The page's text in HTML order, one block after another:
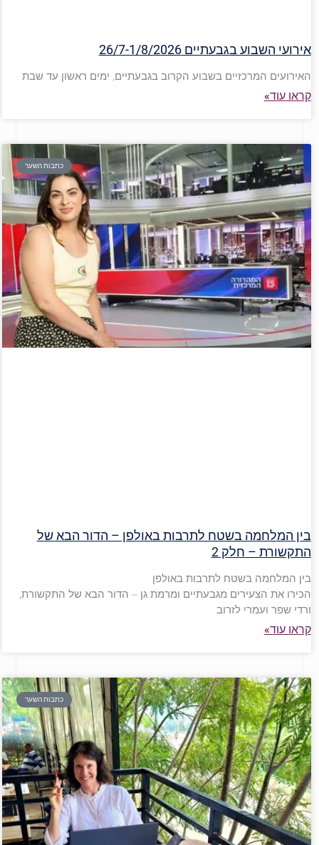
אירועי השבוע בגבעתיים 26/7-1/8/2026
האירועים המרכזיים בשבוע הקרוב בגבעתיים, ימים ראשון עד שבת
קראו עוד»
כתבות השער
בין המלחמה בשטח לתרבות באולפן – הדור הבא של
התקשורת – חלק 2
בין המלחמה בשטח לתרבות באולפן
הכירו את הצעירים מגבעתיים ומרמת גן – הדור הבא של התקשורת,
ורדי שפר ועמרי לזרוב
קראו עוד»
כתבות השער